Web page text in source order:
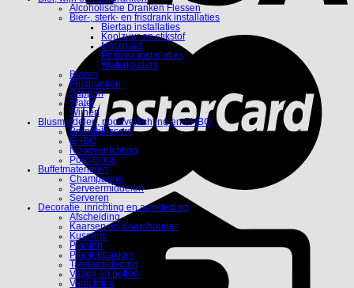
Alcoholische Dranken Flessen
Bier-, sterk- en frisdrank installaties
Biertap installaties
Koolzuur en stikstof
Materiaal
Postmix installaties
Waterkoelers
Bieren
Frisdranken
Sappen
Water
Wijnen
Blusmiddelen, noodverlichting en EHBO
Brandblussers
EHBO
Noodverlichting
Portofoons
Buffetmaterialen
Champagne
Serveermiddelen
Serveren
Decoratie, inrichting en aankleding
Afscheiding
Kaarsen en Kaarshouder
Kussens
Planten
Plantenbakken
Tafelaankleding
Vazen en potten
Verlichting